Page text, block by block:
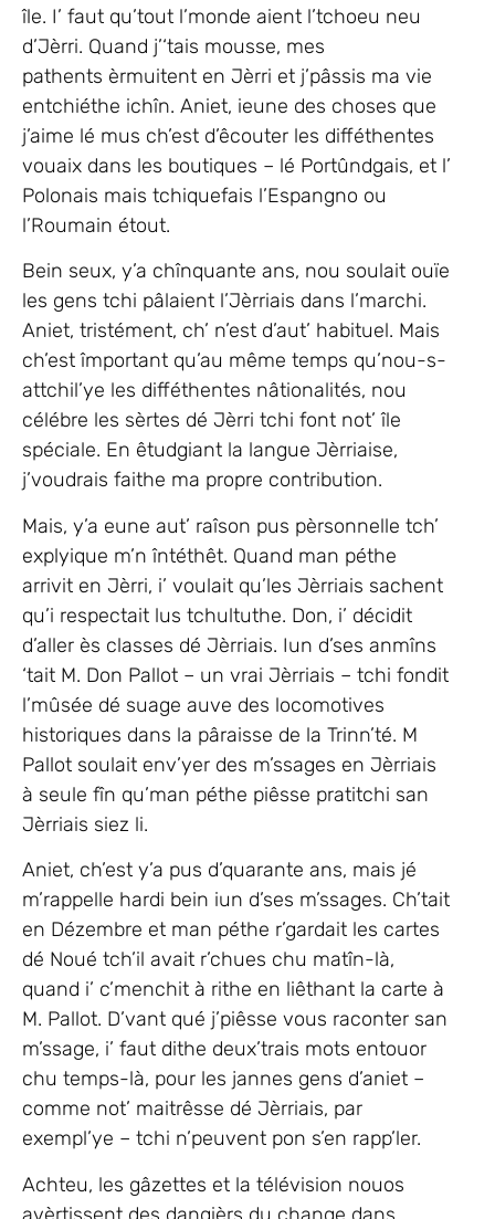
île. I’ faut qu’tout l’monde aient l’tchoeu neu
d’Jèrri. Quand j’‘tais mousse, mes
pathents èrmuitent en Jèrri et j’pâssis ma vie
entchiéthe ichîn. Aniet, ieune des choses que
j’aime lé mus ch’est d’êcouter les difféthentes
vouaix dans les boutiques – lé Portûndgais, et l’
Polonais mais tchiquefais l’Espangno ou
l’Roumain étout.
Bein seux, y’a chînquante ans, nou soulait ouïe
les gens tchi pâlaient l’Jèrriais dans l’marchi.
Aniet, tristément, ch’ n’est d’aut’ habituel. Mais
ch’est împortant qu’au même temps qu’nou-s-
attchil’ye les difféthentes nâtionalités, nou
célébre les sèrtes dé Jèrri tchi font not’ île
spéciale. En êtudgiant la langue Jèrriaise,
j’voudrais faithe ma propre contribution.
Mais, y’a eune aut’ raîson pus pèrsonnelle tch’
explyique m’n întéthêt. Quand man péthe
arrivit en Jèrri, i’ voulait qu’les Jèrriais sachent
qu’i respectait lus tchultuthe. Don, i’ décidit
d’aller ès classes dé Jèrriais. Iun d’ses anmîns
‘tait M. Don Pallot – un vrai Jèrriais – tchi fondit
l’mûsée dé suage auve des locomotives
historiques dans la pâraisse de la Trinn’té. M
Pallot soulait env’yer des m’ssages en Jèrriais
à seule fîn qu’man péthe piêsse pratitchi san
Jèrriais siez li.
Aniet, ch’est y’a pus d’quarante ans, mais jé
m’rappelle hardi bein iun d’ses m’ssages. Ch’tait
en Dézembre et man péthe r’gardait les cartes
dé Noué tch’il avait r’chues chu matîn-là,
quand i’ c’menchit à rithe en liêthant la carte à
M. Pallot. D’vant qué j’piêsse vous raconter san
m’ssage, i’ faut dithe deux’trais mots entouor
chu temps-là, pour les jannes gens d’aniet –
comme not’ maitrêsse dé Jèrriais, par
exempl’ye – tchi n’peuvent pon s’en rapp’ler.
Achteu, les gâzettes et la télévision nouos
avèrtissent des dangièrs du change dans